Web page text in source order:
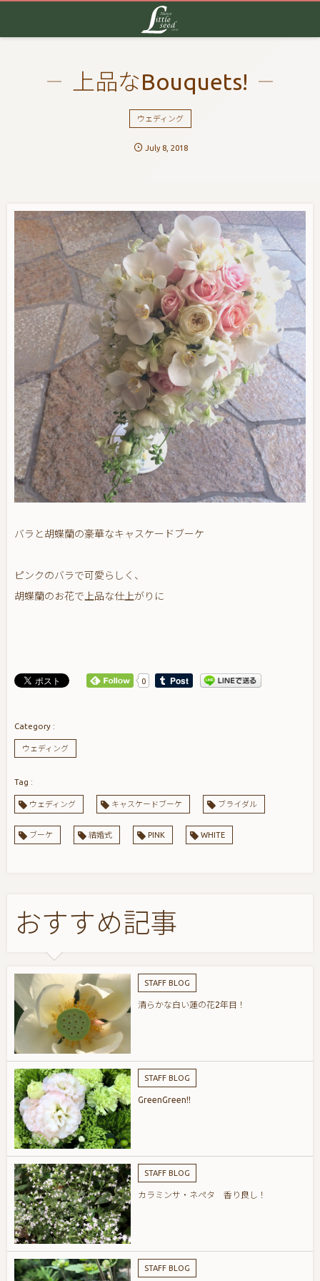
上品なBouquets!
ウェディング
July 8 ,2018
バラと胡蝶蘭の豪華なキャスケードブーケ
ピンクのバラで可愛らしく、
胡蝶蘭のお花で上品な仕上がりに
0
ウェディング
ウェディング キャスケードブーケ ブライダル
ブーケ 結婚式 PINK WHITE
おすすめ記事
STAFF BLOG
清らかな白い蓮の花2年目！
STAFF BLOG
GreenGreen!!
STAFF BLOG
カラミンサ・ネペタ 香り良し！
STAFF BLOG